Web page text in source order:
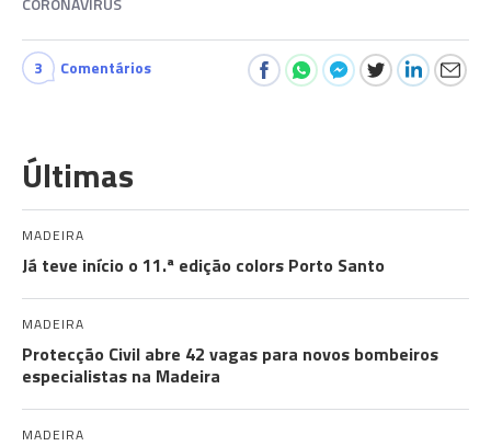
3 Comentários
Últimas
MADEIRA
Já teve início o 11.ª edição colors Porto Santo
MADEIRA
Protecção Civil abre 42 vagas para novos bombeiros
especialistas na Madeira
MADEIRA